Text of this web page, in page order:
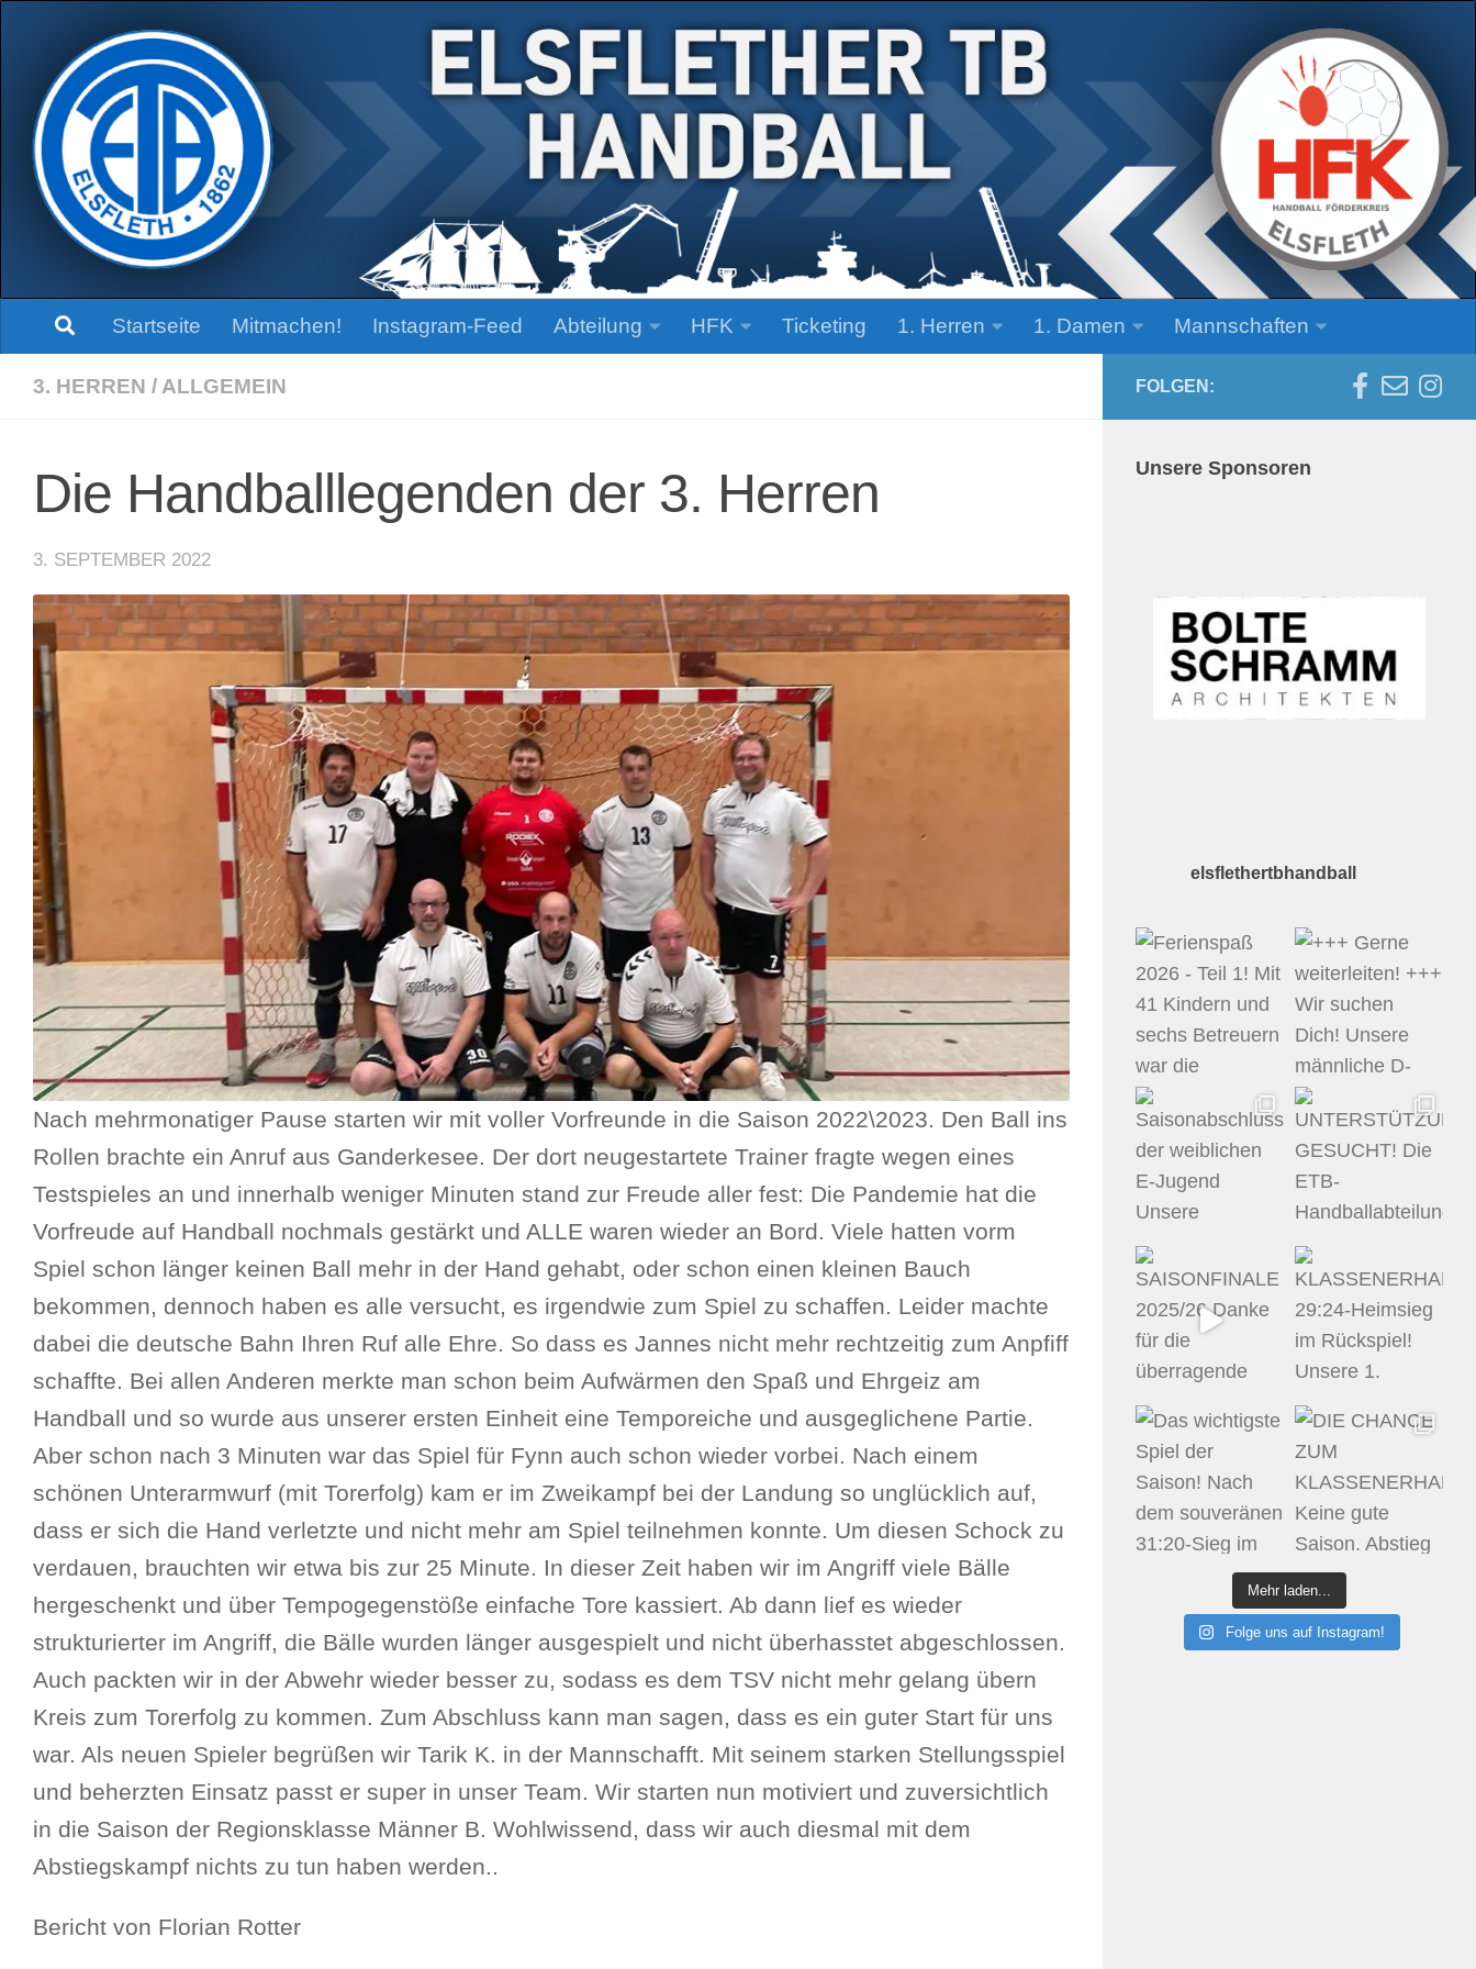
Zum Inhalt springen
Startseite Mitmachen! Instagram-Feed Abteilung HFK Ticketing 1. Herren 1. Damen Mannschaften
3. HERREN / ALLGEMEIN
Die Handballlegenden der 3. Herren
3. SEPTEMBER 2022
Nach mehrmonatiger Pause starten wir mit voller Vorfreunde in die Saison 2022\2023. Den Ball ins
Rollen brachte ein Anruf aus Ganderkesee. Der dort neugestartete Trainer fragte wegen eines
Testspieles an und innerhalb weniger Minuten stand zur Freude aller fest: Die Pandemie hat die
Vorfreude auf Handball nochmals gestärkt und ALLE waren wieder an Bord. Viele hatten vorm
Spiel schon länger keinen Ball mehr in der Hand gehabt, oder schon einen kleinen Bauch
bekommen, dennoch haben es alle versucht, es irgendwie zum Spiel zu schaffen. Leider machte
dabei die deutsche Bahn Ihren Ruf alle Ehre. So dass es Jannes nicht mehr rechtzeitig zum Anpfiff
schaffte. Bei allen Anderen merkte man schon beim Aufwärmen den Spaß und Ehrgeiz am
Handball und so wurde aus unserer ersten Einheit eine Temporeiche und ausgeglichene Partie.
Aber schon nach 3 Minuten war das Spiel für Fynn auch schon wieder vorbei. Nach einem
schönen Unterarmwurf (mit Torerfolg) kam er im Zweikampf bei der Landung so unglücklich auf,
dass er sich die Hand verletzte und nicht mehr am Spiel teilnehmen konnte. Um diesen Schock zu
verdauen, brauchten wir etwa bis zur 25 Minute. In dieser Zeit haben wir im Angriff viele Bälle
hergeschenkt und über Tempogegenstöße einfache Tore kassiert. Ab dann lief es wieder
strukturierter im Angriff, die Bälle wurden länger ausgespielt und nicht überhasstet abgeschlossen.
Auch packten wir in der Abwehr wieder besser zu, sodass es dem TSV nicht mehr gelang übern
Kreis zum Torerfolg zu kommen. Zum Abschluss kann man sagen, dass es ein guter Start für uns
war. Als neuen Spieler begrüßen wir Tarik K. in der Mannschafft. Mit seinem starken Stellungsspiel
und beherzten Einsatz passt er super in unser Team. Wir starten nun motiviert und zuversichtlich
in die Saison der Regionsklasse Männer B. Wohlwissend, dass wir auch diesmal mit dem
Abstiegskampf nichts zu tun haben werden..
Bericht von Florian Rotter
FOLGEN:
Unsere Sponsoren
elsflethertbhandball
Mehr laden...
Folge uns auf Instagram!